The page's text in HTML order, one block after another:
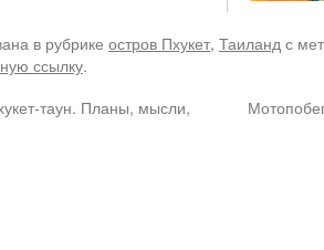
в рубрике остров Пхукет, Таиландс
ссылку.
таун. Планы, мысли,